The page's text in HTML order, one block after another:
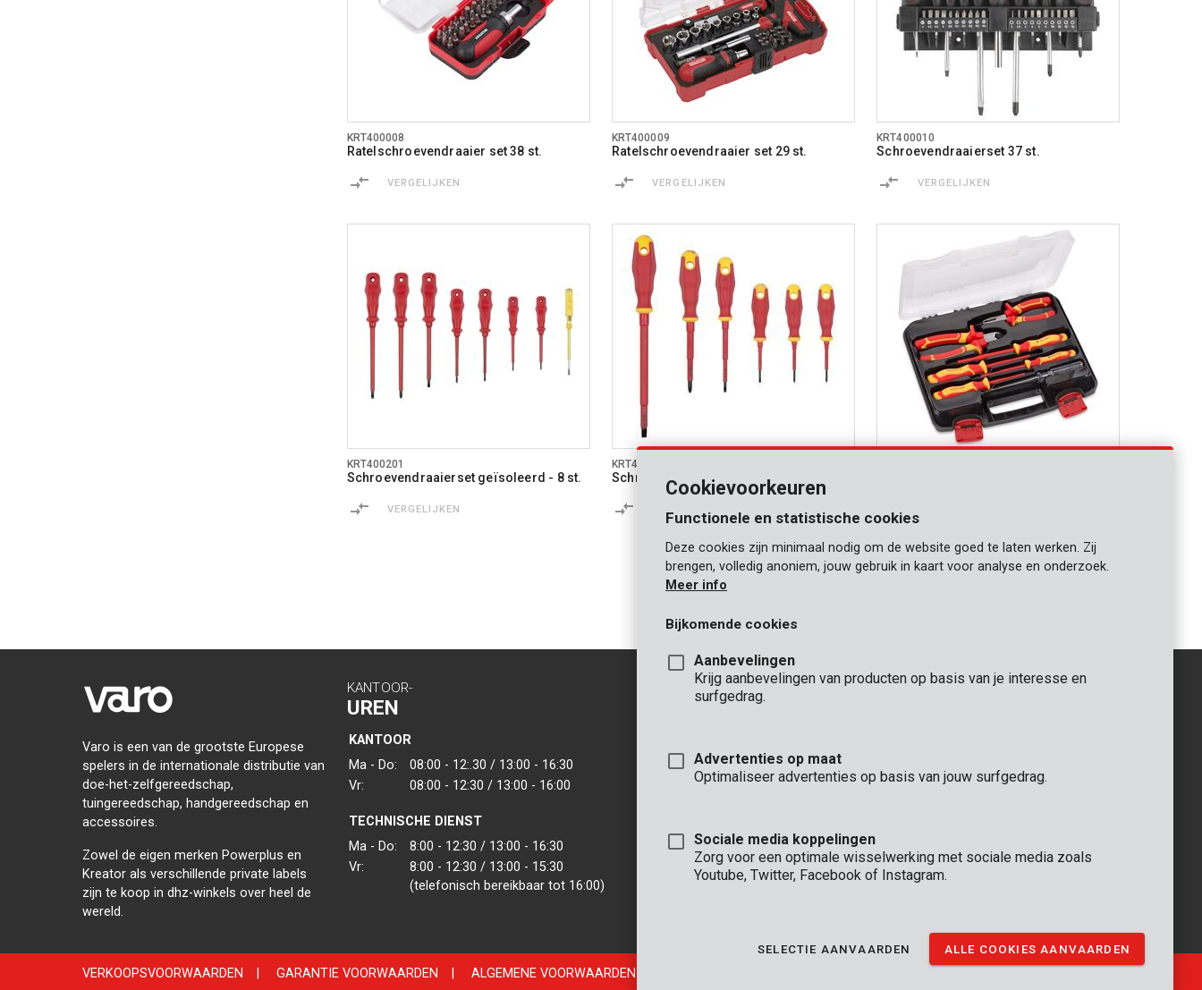
KRT400008
Ratelschroevendraaier set 38 st.
VERGELIJKEN
KRT400009
Ratelschroevendraaier set 29 st.
VERGELIJKEN
KRT400010
Schroevendraaierset 37 st.
VERGELIJKEN
KRT400201
Schroevendraaierset geïsoleerd - 8 st.
VERGELIJKEN
KRT400202
Schroevendraaierset vde - 6 st.
Varo is een van de grootste Europese
spelers in de internationale distributie van
doe-het-zelfgereedschap,
tuingereedschap, handgereedschap en
accessoires.
Zowel de eigen merken Powerplus en
Kreator als verschillende private labels
zijn te koop in dhz-winkels over heel de
wereld.
KANTOOR-
UREN
KANTOOR
Ma - Do:
08:00 - 12:.30 / 13:00 - 16:30
Vr:
08:00 - 12:30 / 13:00 - 16:00
TECHNISCHE DIENST
Ma - Do:
8:00 - 12:30 / 13:00 - 16:30
Vr:
8:00 - 12:30 / 13:00 - 15:30
(telefonisch bereikbaar tot 16:00)
CONTACT
INFO
VARO - Vic. Van Rompuy nv
Joseph Van Instraat 9
VARO IBERICA
+32 (0)3 292 92 92
info@varo.com
support@varo.com
VERKOOPSVOORWAARDEN GARANTIE VOORWAARDEN ALGEMENE VOORWAARDEN
Cookievoorkeuren
Functionele en statistische cookies
Deze cookies zijn minimaal nodig om de website goed te laten werken. Zij
brengen, volledig anoniem, jouw gebruik in kaart voor analyse en onderzoek.
Meer info
Bijkomende cookies
Aanbevelingen
Krijg aanbevelingen van producten op basis van je interesse en
surfgedrag.
Advertenties op maat
Optimaliseer advertenties op basis van jouw surfgedrag.
Sociale media koppelingen
Zorg voor een optimale wisselwerking met sociale media zoals
Youtube, Twitter, Facebook of Instagram.
SELECTIE AANVAARDEN ALLE COOKIES AANVAARDEN